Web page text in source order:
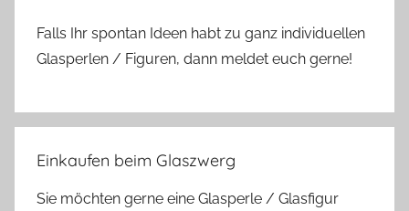
Falls Ihr spontan Ideen habt zu ganz individuellen
Glasperlen / Figuren, dann meldet euch gerne!
Einkaufen beim Glaszwerg
Sie möchten gerne eine Glasperle / Glasfigur